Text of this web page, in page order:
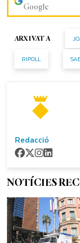
Google
ARXIVAT A
RIPOLL
Redacció
NOTÍCIES